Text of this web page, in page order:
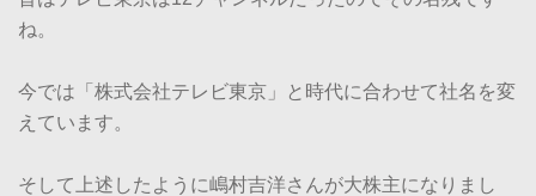
ね。
今では「株式会社テレビ東京」と時代に合わせて社名を変
えています。
そして上述したように嶋村吉洋さんが大株主になりまし